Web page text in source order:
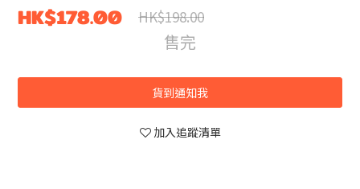
HK$178.00 HK$198.00
售完
貨到通知我
加入追蹤清單